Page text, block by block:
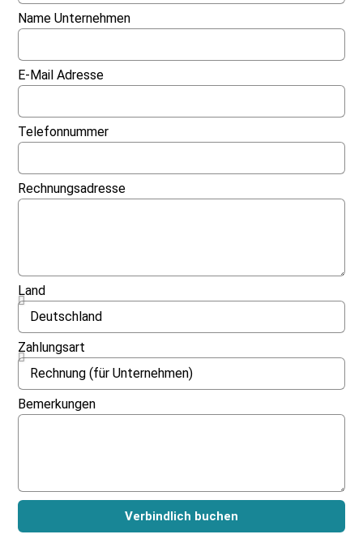
Name Unternehmen
E-Mail Adresse
Telefonnummer
Rechnungsadresse
Land
Zahlungsart
Bemerkungen
Verbindlich buchen